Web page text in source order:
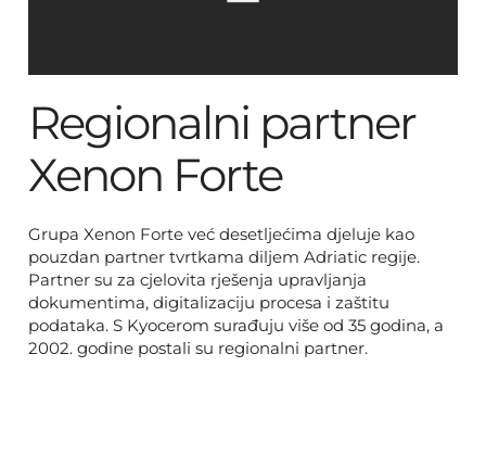
Regionalni partner
Xenon Forte
Grupa Xenon Forte već desetljećima djeluje kao
pouzdan partner tvrtkama diljem Adriatic regije.
Partner su za cjelovita rješenja upravljanja
dokumentima, digitalizaciju procesa i zaštitu
podataka. S Kyocerom surađuju više od 35 godina, a
2002. godine postali su regionalni partner.